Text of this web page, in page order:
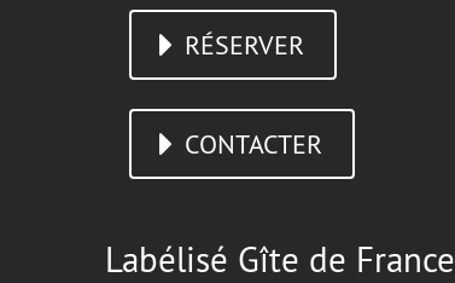
RÉSERVER
CONTACTER
Labélisé Gîte de France